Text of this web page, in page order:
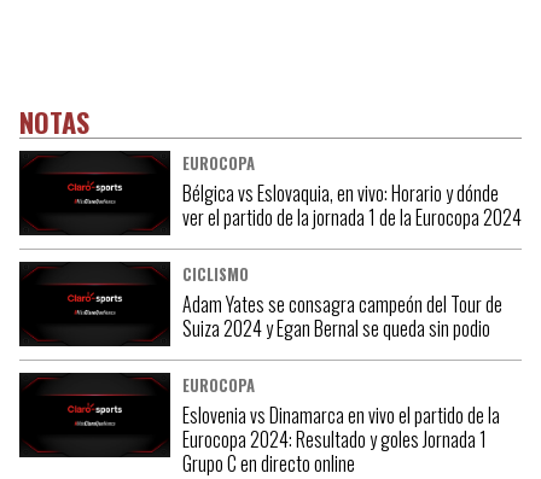
NOTAS
EUROCOPA
Bélgica vs Eslovaquia, en vivo: Horario y dónde
ver el partido de la jornada 1 de la Eurocopa 2024
CICLISMO
Adam Yates se consagra campeón del Tour de
Suiza 2024 y Egan Bernal se queda sin podio
EUROCOPA
Eslovenia vs Dinamarca en vivo el partido de la
Eurocopa 2024: Resultado y goles Jornada 1
Grupo C en directo online